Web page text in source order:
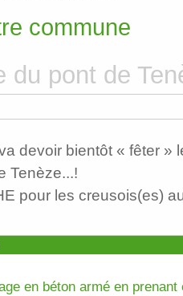
commune
du pont de
devoir bientôt « fêter »
Tenèze...!
pour les creusois(es)
en béton armé en